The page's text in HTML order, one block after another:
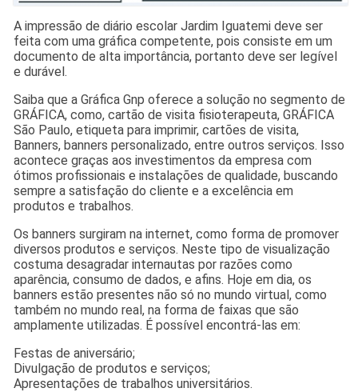
A impressão de diário escolar Jardim Iguatemi deve ser
feita com uma gráfica competente, pois consiste em um
documento de alta importância, portanto deve ser legível
e durável.
Saiba que a Gráfica Gnp oferece a solução no segmento de
GRÁFICA, como, cartão de visita fisioterapeuta, GRÁFICA
São Paulo, etiqueta para imprimir, cartões de visita,
Banners, banners personalizado, entre outros serviços. Isso
acontece graças aos investimentos da empresa com
ótimos profissionais e instalações de qualidade, buscando
sempre a satisfação do cliente e a excelência em
produtos e trabalhos.
Os banners surgiram na internet, como forma de promover
diversos produtos e serviços. Neste tipo de visualização
costuma desagradar internautas por razões como
aparência, consumo de dados, e afins. Hoje em dia, os
banners estão presentes não só no mundo virtual, como
também no mundo real, na forma de faixas que são
amplamente utilizadas. É possível encontrá-las em:
Festas de aniversário;
Divulgação de produtos e serviços;
Apresentações de trabalhos universitários.